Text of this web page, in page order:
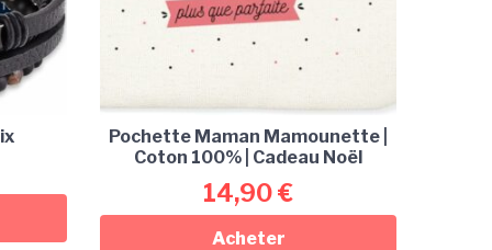
Pochette Maman Mamounette |
Coton 100% | Cadeau Noël
14,90€
Acheter